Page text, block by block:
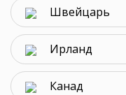
Швейцарь
Ирланд
Канад